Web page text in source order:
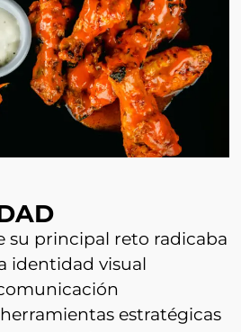
su principal reto radicaba
identidad visual
estratégicas